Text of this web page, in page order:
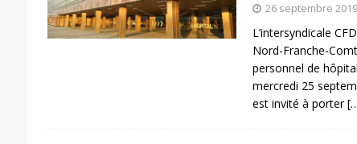
26 septembre 2019
L’intersyndicale
Nord-Franche-
personnel de
mercredi 25
est invité à porter